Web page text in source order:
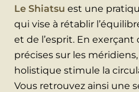
Le Shiatsu est une
qui vise à rétablir
et de l’esprit. En
précises sur les
holistique stimule la
Vous retrouvez ainsi une